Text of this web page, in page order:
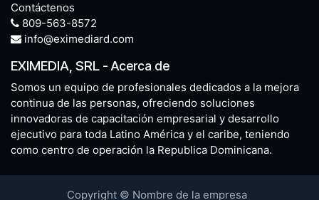
Contáctenos
809-563-8572
info@eximediard.com
EXIMEDIA, SRL - Acerca de
Somos un equipo de profesionales dedicados a la mejora
continua de las personas, ofreciendo soluciones
innovadoras de capacitación empresarial y desarrollo
ejecutivo para toda Latino América y el caribe, teniendo
como centro de operación la Republica Dominicana.
Copyright © Nombre de la empresa